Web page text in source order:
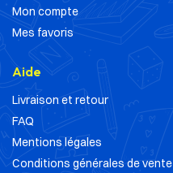
Mon compte
Mes favoris
Aide
Livraison et retour
FAQ
Mentions légales
Conditions générales de vente